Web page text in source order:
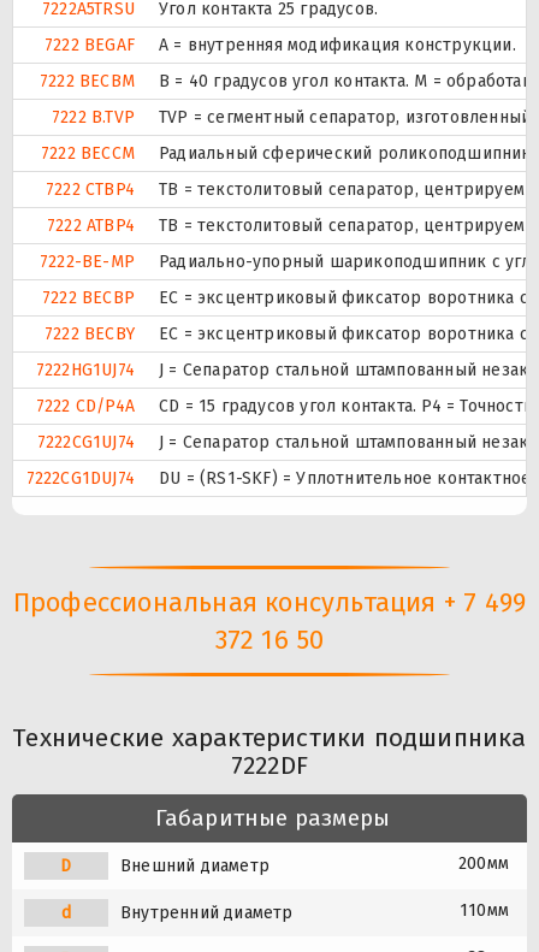
7222A5TRSU
Угол контакта 25 градусов.
7222 BEGAF
A = внутренняя модификация конструкции.
7222 BECBM
B = 40 градусов угол контакта. M =
7222 B.TVP
TVP = сегментный сепаратор,
7222 BECCM
Радиальный сферический роликоподшипник
7222 CTBP4
ТВ = текстолитовый сепаратор,
7222 ATBP4
ТВ = текстолитовый сепаратор,
7222-BE-MP
Радиально-упорный шарикоподшипник с
7222 BECBP
ЕС = эксцентриковый фиксатор воротника
7222 BECBY
ЕС = эксцентриковый фиксатор воротника
7222HG1UJ74
J = Сепаратор стальной штампованный
7222 CD/P4A
CD = 15 градусов угол контакта. P4 =
7222CG1UJ74
J = Сепаратор стальной штампованный
7222CG1DUJ74
DU = (RS1-SKF) = Уплотнительное
Профессиональная консультация + 7 499
372 16 50
Технические характеристики подшипника
7222DF
Габаритные размеры
D Внешний диаметр 200мм
d Внутренний диаметр 110мм